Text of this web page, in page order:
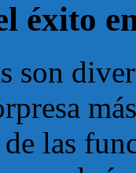
éxito
son
las